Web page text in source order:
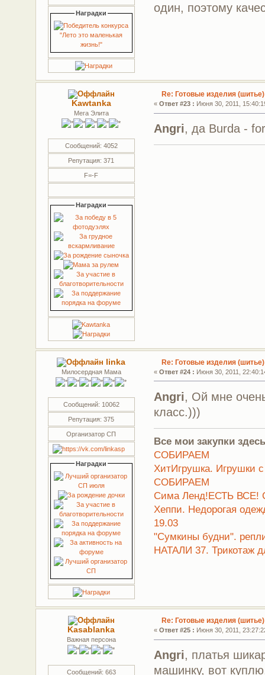
Наградки
один, поэтому
Kawtanka
Мега Элита
Сообщений: 4052
Репутация: 371
F=-F
Наградки
Re: Готовые изделия (шитье)
«Ответ #23 : Июня 30, 2011,
Angri, да Burda -
linka
Милосердная Мама
Сообщений: 10062
Репутация: 375
Организатор СП
Наградки
Re: Готовые изделия (шитье)
«Ответ #24 : Июня 30, 2011,
Angri, Ой мне
класс.)))
Все мои закупки
СОБИРАЕМ
ХитИгрушка. Игрушки
СОБИРАЕМ
Сима Ленд!ЕСТЬ ВСЕ!
Хеппи. Недорогая
19.03
"Сумкины будни".
НАТАЛИ 37. Трикотаж
Kasablanka
Важная персона
Сообщений: 663
Re: Готовые изделия (шитье)
«Ответ #25 : Июня 30, 2011,
Angri, платья
машинку, вот